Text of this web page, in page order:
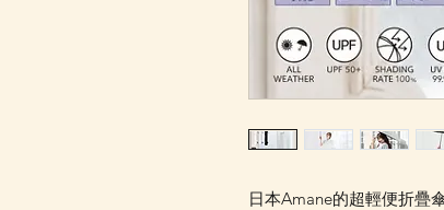
日本Amane的超輕便折疊